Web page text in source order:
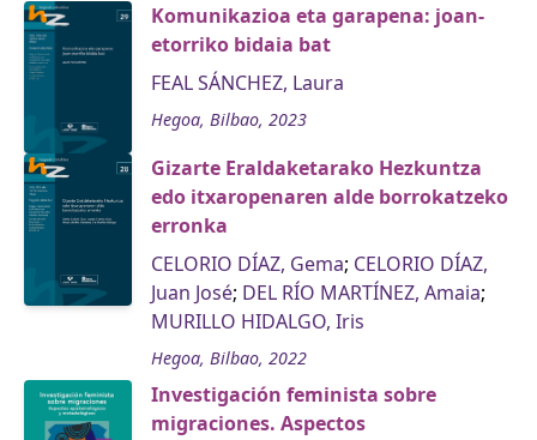
Komunikazioa eta garapena: joan-
etorriko bidaia bat
FEAL SÁNCHEZ, Laura
Hegoa, Bilbao, 2023
Gizarte Eraldaketarako Hezkuntza
edo itxaropenaren alde borrokatzeko
erronka
CELORIO DÍAZ, Gema; CELORIO DÍAZ,
Juan José; DEL RÍO MARTÍNEZ, Amaia;
MURILLO HIDALGO, Iris
Hegoa, Bilbao, 2022
Investigación feminista sobre
migraciones. Aspectos